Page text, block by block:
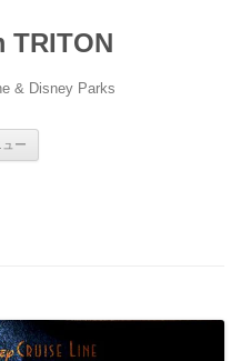
TRITON
& Disney Parks
ュー